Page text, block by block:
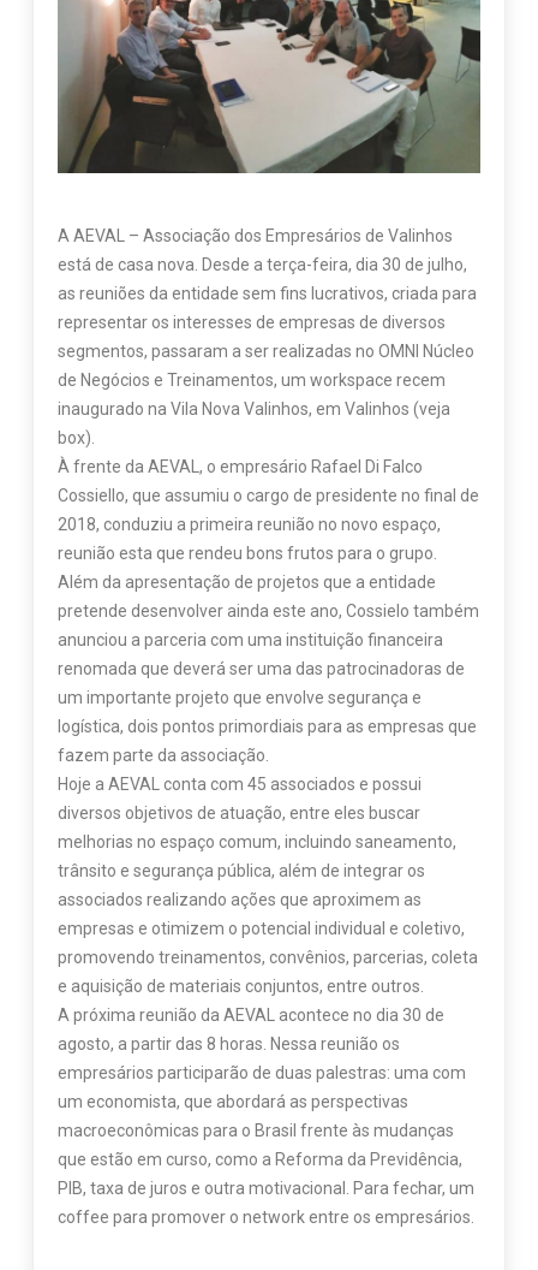
A AEVAL – Associação dos Empresários de Valinhos
está de casa nova. Desde a terça-feira, dia 30 de julho,
as reuniões da entidade sem fins lucrativos, criada para
representar os interesses de empresas de diversos
segmentos, passaram a ser realizadas no OMNI Núcleo
de Negócios e Treinamentos, um workspace recem
inaugurado na Vila Nova Valinhos, em Valinhos (veja
box).
À frente da AEVAL, o empresário Rafael Di Falco
Cossiello, que assumiu o cargo de presidente no final de
2018, conduziu a primeira reunião no novo espaço,
reunião esta que rendeu bons frutos para o grupo.
Além da apresentação de projetos que a entidade
pretende desenvolver ainda este ano, Cossielo também
anunciou a parceria com uma instituição financeira
renomada que deverá ser uma das patrocinadoras de
um importante projeto que envolve segurança e
logística, dois pontos primordiais para as empresas que
fazem parte da associação.
Hoje a AEVAL conta com 45 associados e possui
diversos objetivos de atuação, entre eles buscar
melhorias no espaço comum, incluindo saneamento,
trânsito e segurança pública, além de integrar os
associados realizando ações que aproximem as
empresas e otimizem o potencial individual e coletivo,
promovendo treinamentos, convênios, parcerias, coleta
e aquisição de materiais conjuntos, entre outros.
A próxima reunião da AEVAL acontece no dia 30 de
agosto, a partir das 8 horas. Nessa reunião os
empresários participarão de duas palestras: uma com
um economista, que abordará as perspectivas
macroeconômicas para o Brasil frente às mudanças
que estão em curso, como a Reforma da Previdência,
PIB, taxa de juros e outra motivacional. Para fechar, um
coffee para promover o network entre os empresários.